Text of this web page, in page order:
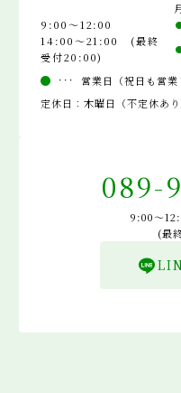
月
9:00～12:00
14:00～21:00 (最終
受付20:00)
営業日（祝日も営業
定休日：木曜日（不定休あり
089-
9:00～
(最